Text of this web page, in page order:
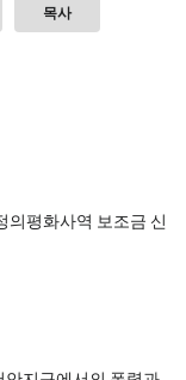
목사
의평화사역 보조금 신